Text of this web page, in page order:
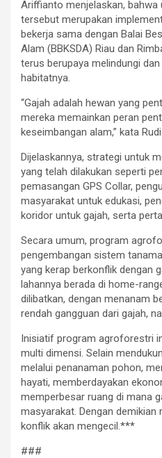
Ariffianto menjelaskan, bahwa
tersebut merupakan
bekerja sama dengan Balai
Alam (BBKSDA) Riau dan
terus berupaya melindungi
habitatnya.
“Gajah adalah hewan yang
mereka memainkan peran
keseimbangan alam,” kata Rudi.
Dijelaskannya, strategi untuk
yang telah dilakukan seperti
pemasangan GPS Collar,
masyarakat untuk edukasi,
koridor untuk gajah, serta
Secara umum, program
pengembangan sistem
yang kerap berkonflik dengan
lahannya berada di home-
dilibatkan, dengan menanam
rendah gangguan dari gajah,
Inisiatif program agroforestri
multi dimensi. Selain
melalui penanaman pohon,
hayati, memberdayakan
memperbesar ruang di mana
masyarakat. Dengan
konflik akan mengecil.***
###